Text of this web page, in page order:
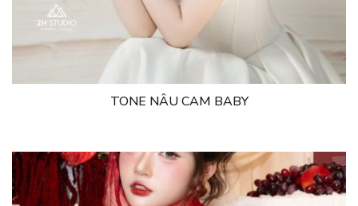
TONE NÂU CAM BABY